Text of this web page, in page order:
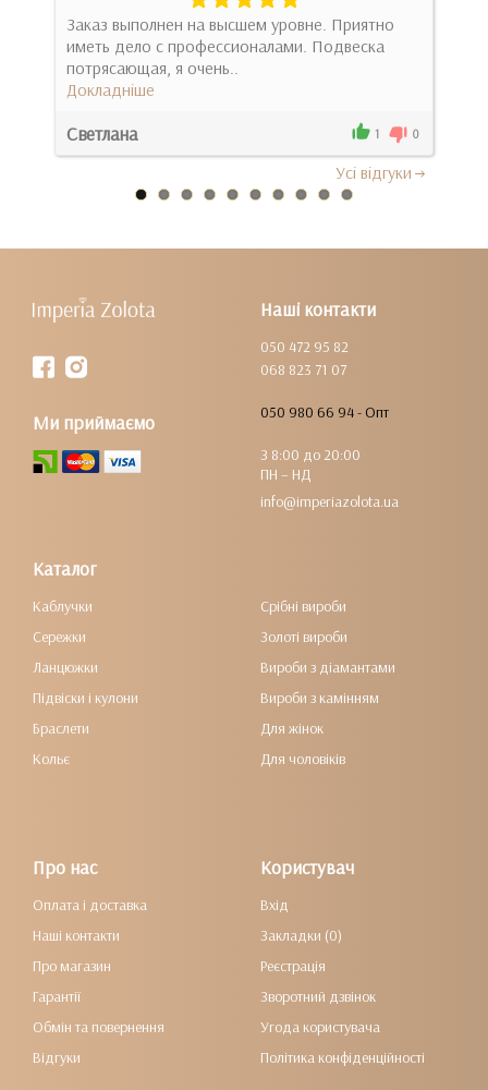
Заказ выполнен на высшем уровне. Приятно
иметь дело с профессионалами. Подвеска
потрясающая, я очень..
Докладніше
Светлана 1 0
Усi вiдгуки
Наші контакти
050 472 95 82
068 823 71 07
050 980 66 94 - Опт
З 8:00 до 20:00
ПН – НД
info@imperiazolota.ua
Ми приймаємо
Каталог
Каблучки
Сережки
Ланцюжки
Підвіски і кулони
Браслети
Кольє
Срібні вироби
Золоті вироби
Вироби з діамантами
Вироби з камінням
Для жінок
Для чоловіків
Про нас
Оплата і доставка
Наші контакти
Про магазин
Гарантії
Обмін та повернення
Відгуки
Користувач
Вхід
Закладки (0)
Реєстрація
Зворотний дзвінок
Угода користувача
Політика конфіденційності